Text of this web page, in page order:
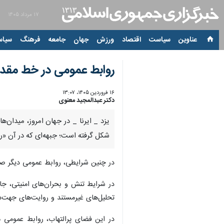
۱۷ مرداد ۱۴۰۵
عناوین‌ سیاست اقتصاد ورزش جهان جامعه فرهنگ
روابط عمومی در خط
۱۶ فروردین ۱۴۰۵، ۱۳:۰۷
دکتر عبدالمجید معنوی